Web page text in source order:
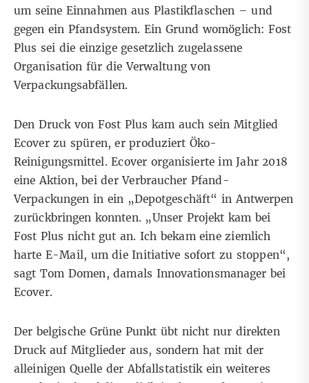
um seine Einnahmen aus Plastikflaschen – und
gegen ein Pfandsystem. Ein Grund womöglich: Fost
Plus sei die einzige gesetzlich zugelassene
Organisation für die Verwaltung von
Verpackungsabfällen.
Den Druck von Fost Plus kam auch sein Mitglied
Ecover zu spüren, er produziert Öko-
Reinigungsmittel. Ecover organisierte im Jahr 2018
eine Aktion, bei der Verbraucher Pfand-
Verpackungen in ein „Depotgeschäft“ in Antwerpen
zurückbringen konnten. „Unser Projekt kam bei
Fost Plus nicht gut an. Ich bekam eine ziemlich
harte E-Mail, um die Initiative sofort zu stoppen“,
sagt Tom Domen, damals Innovationsmanager bei
Ecover.
Der belgische Grüne Punkt übt nicht nur direkten
Druck auf Mitglieder aus, sondern hat mit der
alleinigen Quelle der Abfallstatistik ein weiteres